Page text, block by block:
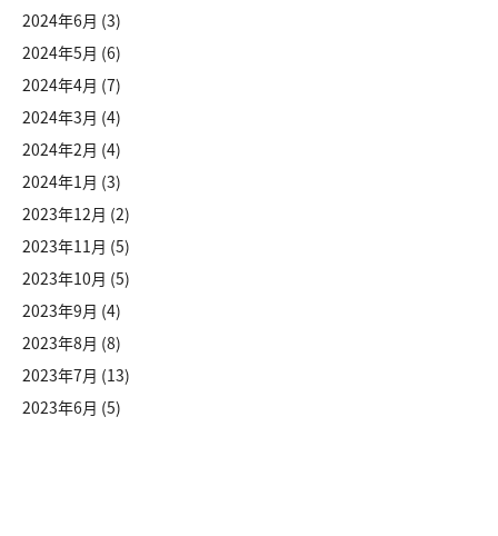
2024年6月 (3)
2024年5月 (6)
2024年4月 (7)
2024年3月 (4)
2024年2月 (4)
2024年1月 (3)
2023年12月 (2)
2023年11月 (5)
2023年10月 (5)
2023年9月 (4)
2023年8月 (8)
2023年7月 (13)
2023年6月 (5)